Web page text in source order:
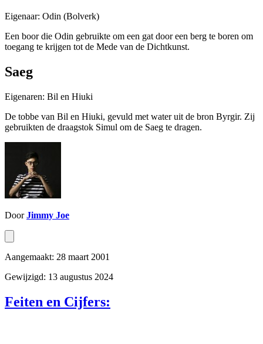
Eigenaar: Odin (Bolverk)
Een boor die Odin gebruikte om een gat door een berg te boren om
toegang te krijgen tot de Mede van de Dichtkunst.
Saeg
Eigenaren: Bil en Hiuki
De tobbe van Bil en Hiuki, gevuld met water uit de bron Byrgir. Zij
gebruikten de draagstok Simul om de Saeg te dragen.
DoorJimmy Joe
Aangemaakt: 28 maart 2001
Gewijzigd: 13 augustus 2024
Feiten en Cijfers: